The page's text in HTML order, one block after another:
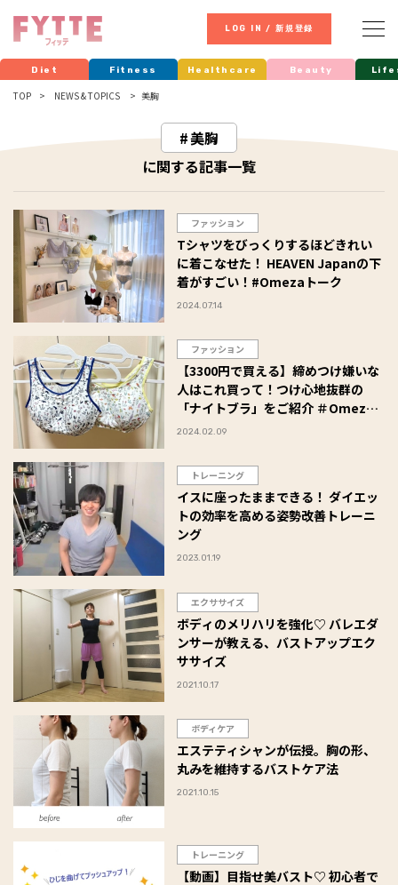
LOG IN / 新規登録
Diet Fitness Healthcare Beauty
TOP NEWS & TOPICS 美胸
美胸
に関する記事一覧
ファッション
Tシャツをびっくりするほどきれい
に着こなせた！ HEAVEN Japanの下
着がすごい！#Omezaトーク
2024.07.14
ファッション
【3300円で買える】締めつけ嫌いな
人はこれ買って！つけ心地抜群の
「ナイトブラ」をご紹介 ＃Omeza
トーク
2024.02.09
トレーニング
イスに座ったままできる！ ダイエッ
トの効率を高める姿勢改善トレーニ
ング
2023.01.19
エクササイズ
ボディのメリハリを強化♡ バレエダ
ンサーが教える、バストアップエク
ササイズ
2021.10.17
ボディケア
エステティシャンが伝授。胸の形、
丸みを維持するバストケア法
2021.10.15
トレーニング
【動画】目指せ美バスト♡ 初心者で